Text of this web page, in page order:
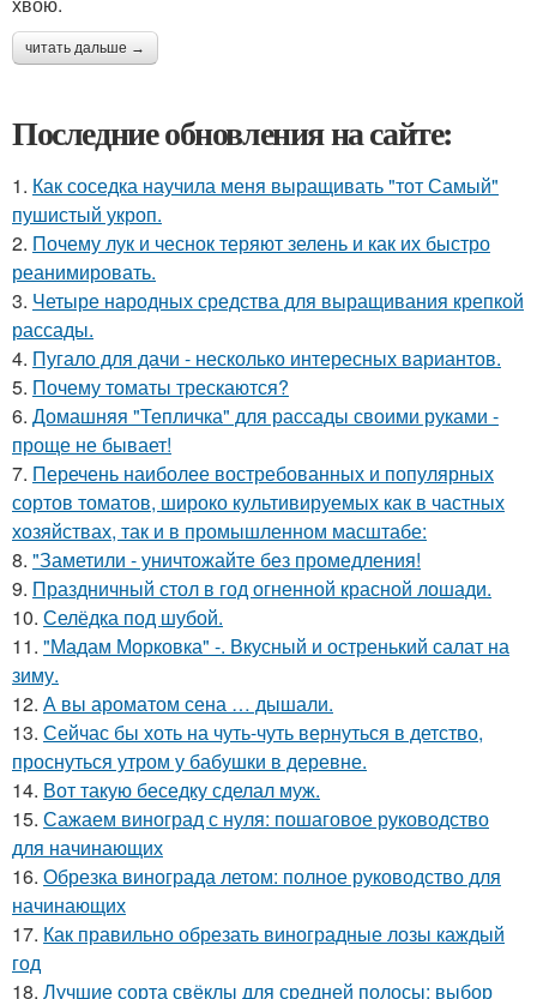
читать дальше →
Последние обновления на сайте:
1. Как соседка научила меня выращивать "тот Самый"
пушистый укроп.
2. Почему лук и чеснок теряют зелень и как их быстро
реанимировать.
3. Четыре народных средства для выращивания крепкой
рассады.
4. Пугало для дачи - несколько интересных вариантов.
5. Почему томаты трескаются?
6. Домашняя "Тепличка" для рассады своими руками -
проще не бывает!
7. Перечень наиболее востребованных и популярных
сортов томатов, широко культивируемых как в частных
хозяйствах, так и в промышленном масштабе:
8. "Заметили - уничтожайте без промедления!
9. Праздничный стол в год огненной красной лошади.
10. Селёдка под шубой.
11. "Мадам Морковка" -. Вкусный и остренький салат на
зиму.
12. А вы ароматом сена … дышали.
13. Сейчас бы хоть на чуть-чуть вернуться в детство,
проснуться утром у бабушки в деревне.
14. Вот такую беседку сделал муж.
15. Сажаем виноград с нуля: пошаговое руководство
для начинающих
16. Обрезка винограда летом: полное руководство для
начинающих
17. Как правильно обрезать виноградные лозы каждый
год
18. Лучшие сорта свёклы для средней полосы: выбор